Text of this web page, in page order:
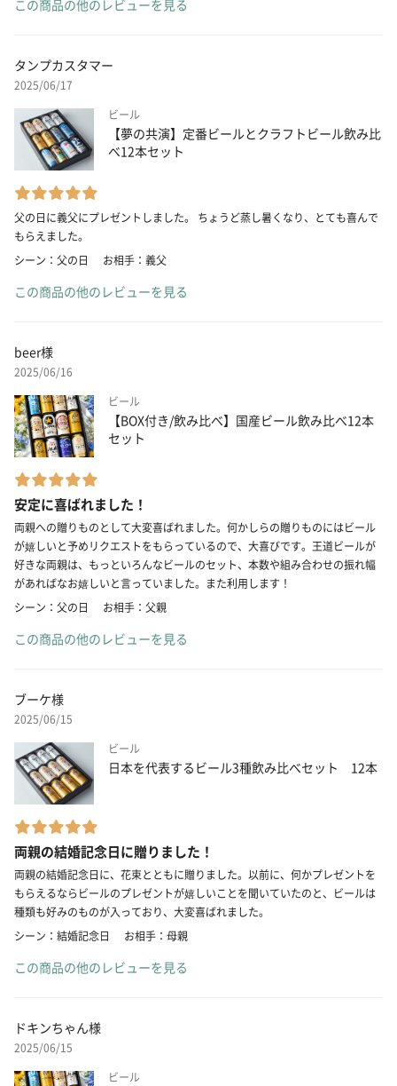
この商品の他のレビューを見る
タンプカスタマー
2025/06/17
ビール
【夢の共演】定番ビールとクラフトビール飲み比
べ12本セット
父の日に義父にプレゼントしました。 ちょうど蒸し暑くなり、とても喜んで
もらえました。
シーン：父の日
お相手：義父
この商品の他のレビューを見る
beer様
2025/06/16
ビール
【BOX付き/飲み比べ】国産ビール飲み比べ12本
セット
安定に喜ばれました！
両親への贈りものとして大変喜ばれました。何かしらの贈りものにはビール
が嬉しいと予めリクエストをもらっているので、大喜びです。王道ビールが
好きな両親は、もっといろんなビールのセット、本数や組み合わせの振れ幅
があればなお嬉しいと言っていました。また利用します！
シーン：父の日
お相手：父親
この商品の他のレビューを見る
ブーケ様
2025/06/15
ビール
日本を代表するビール3種飲み比べセット 12本
両親の結婚記念日に贈りました！
両親の結婚記念日に、花束とともに贈りました。以前に、何かプレゼントを
もらえるならビールのプレゼントが嬉しいことを聞いていたのと、ビールは
種類も好みのものが入っており、大変喜ばれました。
シーン：結婚記念日
お相手：母親
この商品の他のレビューを見る
ドキンちゃん様
2025/06/15
ビール